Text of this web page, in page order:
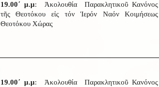
19.00΄ μ.μ: Ἀκολουθία Παρακλητικοῦ Κανόνος
τῆς Θεοτόκου εἰς τόν Ἱερόν Ναόν Κοιμήσεως
Θεοτόκου Χώρας
19.00΄ μ.μ: Ἀκολουθία Παρακλητικοῦ Κανόνος